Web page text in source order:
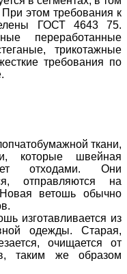
этом требования к
ГОСТ 4643 75.
переработанные
трикотажные
требования по
ткани,
которые швейная
отходами. Они
отправляются на
ветошь обычно
изготавливается из
одежды. Старая,
очищается от
таким же образом